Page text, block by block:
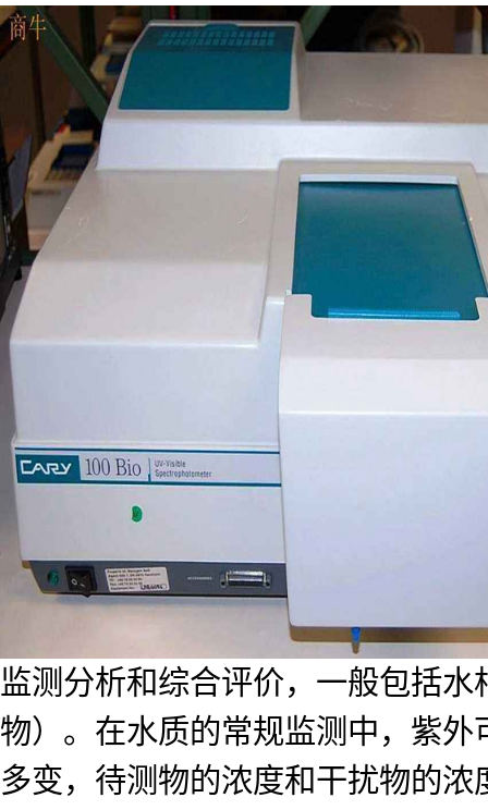
监测分析和综合评价，一般包括
物）。在水质的常规监测中，紫
多变，待测物的浓度和干扰物的